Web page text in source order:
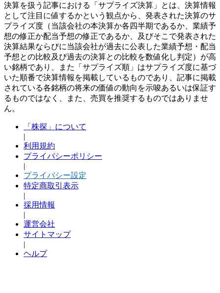
決算を扱う記事における「サプライズ決算」とは、決算情報
として注目に値するかという観点から、発表された決算のサ
プライズ度（当該会社の本決算か各四半期であるか、業績予
想の修正か配当予想の修正であるか、及びそこで発表された
決算結果ならびに当該会社が過去に公表した業績予想・配当
予想との比較及び過去の決算との比較を数値化し判定）が高
い銘柄であり、また「サプライズ順」はサプライズ度に基づ
いた順番で決算情報を掲載しているものであり、記事に掲載
されている各銘柄の将来の価値の動向を示唆あるいは保証す
るものではなく、また、売買を推奨するものではありませ
ん。
「株探」について
|
利用規約
プライバシーポリシー
|
プライバシー設定
特定商取引表示
|
採用情報
|
運営会社
サイトマップ
|
ヘルプ